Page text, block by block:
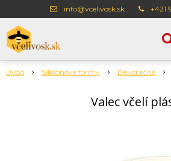
info@vcelivosk.sk +421
Úvod Silikónové formy Dekoračné
Valec včelí